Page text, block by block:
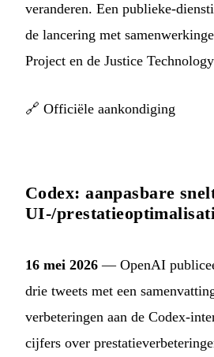
veranderen. Een publieke-
de lancering met
Project en de Justice
🔗 Officiële aankondiging
Codex: aanpasbare
UI-/
16 mei 2026 — OpenAI
drie tweets met een
verbeteringen aan de Codex-
cijfers over